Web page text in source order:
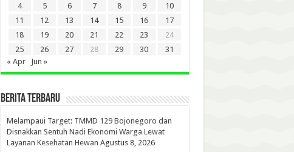
4
5 6 7 8 9
10
11
12 13 14 15 16
17
18
19 20 21 22 23
24
25
26 27 28 29 30
31
« Apr
Jun »
BERITA TERBARU
Melampaui Target: TMMD 129 Bojonegoro dan
Disnakkan Sentuh Nadi Ekonomi Warga Lewat
Layanan Kesehatan Hewan Agustus 8, 2026